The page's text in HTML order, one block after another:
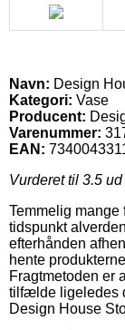
Navn: Design
Kategori: Vase
Producent:
Varenummer:
EAN:
Vurderet til 3.5 ud
Temmelig
tidspunkt
efterhånden
hente
Fragtmetoden er
tilfælde ligeledes
Design House